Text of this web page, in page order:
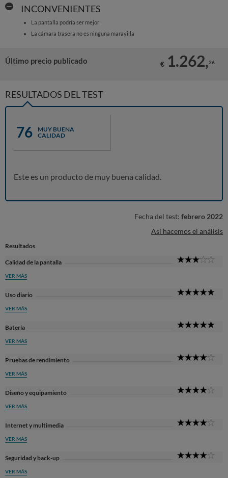
INCONVENIENTES
La pantalla podría ser mejor
La cámara trasera no es ninguna maravilla
Último precio publicado € 1.262,26
RESULTADOS DEL TEST
76
MUY BUENA
CALIDAD
Este es un producto de muy buena calidad.
Fecha del test: febrero 2022
Así hacemos el análisis
Resultados
Calidad de la pantalla
VER MÁS
Uso diario
VER MÁS
Batería
VER MÁS
Pruebas de rendimiento
VER MÁS
Diseño y equipamiento
VER MÁS
Internet y multimedia
VER MÁS
Seguridad y back-up
VER MÁS